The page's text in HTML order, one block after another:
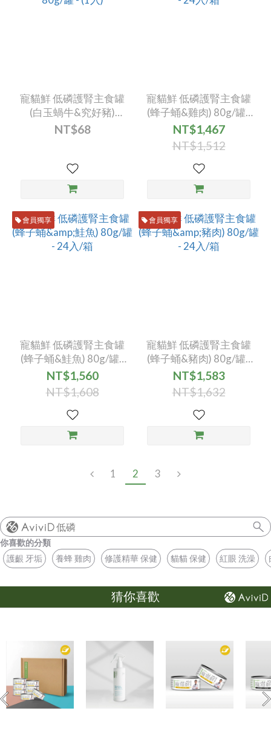
寵貓鮮 低磷護腎主食罐
(白玉蝸牛&究好豬)
80g/罐 - (1入)
NT$68
寵貓鮮 低磷護腎主食罐
(蜂子蛹&雞肉) 80g/罐 -
24入/箱
NT$1,467
NT$1,512
會員獨享
寵貓鮮 低磷護腎主食罐
(蜂子蛹&鮭魚) 80g/罐 -
24入/箱
NT$1,560
NT$1,608
會員獨享
寵貓鮮 低磷護腎主食罐
(蜂子蛹&豬肉) 80g/罐 -
24入/箱
NT$1,583
NT$1,632
1 2 3
低磷
你喜歡的分類
護齦 牙垢
養蜂 雞肉 修護精華 保健 貓貓 保健 紅眼 洗澡
猜你喜歡